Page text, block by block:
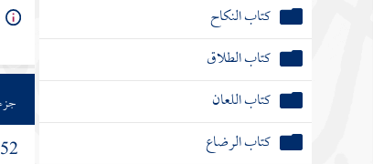
كتاب النكاح
كتاب الطلاق
كتاب اللعان
كتاب الرضاع
جزء